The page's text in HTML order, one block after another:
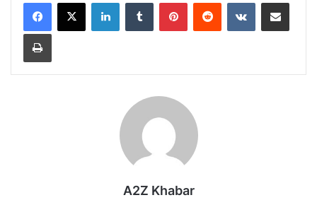
LinkedInTumblr PinterestReddit VKontakteShare via Email
Print
A2Z Khabar